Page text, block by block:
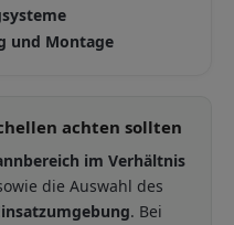
und Montage
achten sollten
im Verhältnis
die Auswahl des
. Bei